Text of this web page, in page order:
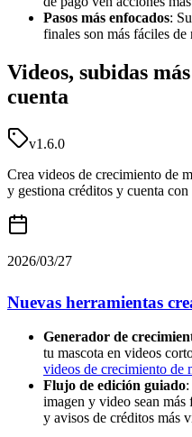
Pasos más enfocados:
finales son más fáciles
Videos, subidas
cuenta
v1.6.0
Crea videos de crecimiento de
y gestiona créditos y cuenta con
2026/03/27
Nuevas herramientas
Generador de
tu mascota en videos
videos de crecimiento de
Flujo de edición guiado
imagen y video sean
y avisos de créditos más